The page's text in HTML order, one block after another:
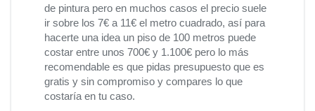
de pintura pero en muchos casos el precio suele
ir sobre los 7€ a 11€ el metro cuadrado, así para
hacerte una idea un piso de 100 metros puede
costar entre unos 700€ y 1.100€ pero lo más
recomendable es que pidas presupuesto que es
gratis y sin compromiso y compares lo que
costaría en tu caso.